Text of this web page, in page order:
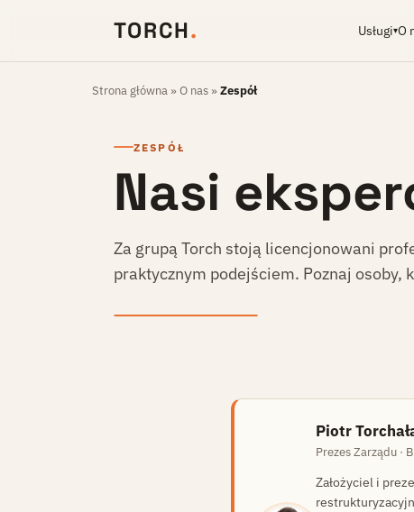
TORCH. Usługi▾O
Strona główna»O nas»Zespół
ZESPÓŁ
Nasi
Za grupą Torch stoją licencjonowani
praktycznym podejściem. Poznaj osoby,
Piotr
Prezes Zarządu ·
Założyciel i